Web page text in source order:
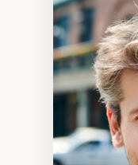
Travail
nouvelles
éducation
Minorités
Études
Méthodes